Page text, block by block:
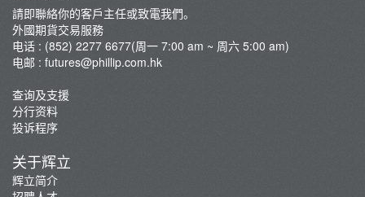
外国期货买卖
交易系統
外国市况/商品期货评论
重要通知
最新推广
芝商所新闻
期货应用程序界面(API)
环球期权买卖简介
請即聯絡你的客戶主任或致電我們。
外國期貨交易服務
电话 : (852) 2277 6677(周一 7:00 am ~ 周六 5:00 am)
电邮 : futures@phillip.com.hk
查询及支援
分行资料
投诉程序
关于辉立
辉立简介